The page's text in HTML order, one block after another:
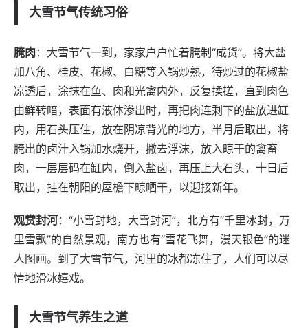
大雪节气传统习俗
腌肉：大雪节气一到，家家户户忙着腌制“咸货”。将大盐
加八角、桂皮、花椒、白糖等入锅炒熟，待炒过的花椒盐
凉透后，涂抹在鱼、肉和光禽内外，反复揉搓，直到肉色
由鲜转暗，表面有液体渗出时，再把肉连剩下的盐放进缸
内，用石头压住，放在阴凉背光的地方，半月后取出，将
腌出的卤汁入锅加水烧开，撇去浮沫，放入晾干的禽畜
肉，一层层码在缸内，倒入盐卤，再压上大石头，十日后
取出，挂在朝阳的屋檐下晾晒干，以迎接新年。
观赏封河：“小雪封地，大雪封河”，北方有“千里冰封，万
里雪飘”的自然景观，南方也有“雪花飞舞，漫天银色”的迷
人图画。到了大雪节气，河里的冰都冻住了，人们可以尽
情地滑冰嬉戏。
大雪节气养生之道